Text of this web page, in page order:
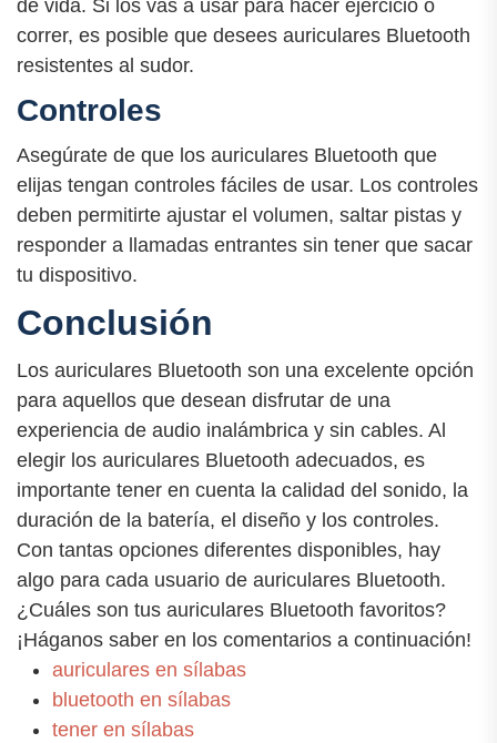
de vida. Si los vas a usar para hacer ejercicio o
correr, es posible que desees auriculares Bluetooth
resistentes al sudor.
Controles
Asegúrate de que los auriculares Bluetooth que
elijas tengan controles fáciles de usar. Los controles
deben permitirte ajustar el volumen, saltar pistas y
responder a llamadas entrantes sin tener que sacar
tu dispositivo.
Conclusión
Los auriculares Bluetooth son una excelente opción
para aquellos que desean disfrutar de una
experiencia de audio inalámbrica y sin cables. Al
elegir los auriculares Bluetooth adecuados, es
importante tener en cuenta la calidad del sonido, la
duración de la batería, el diseño y los controles.
Con tantas opciones diferentes disponibles, hay
algo para cada usuario de auriculares Bluetooth.
¿Cuáles son tus auriculares Bluetooth favoritos?
¡Háganos saber en los comentarios a continuación!
auriculares en sílabas
bluetooth en sílabas
tener en sílabas